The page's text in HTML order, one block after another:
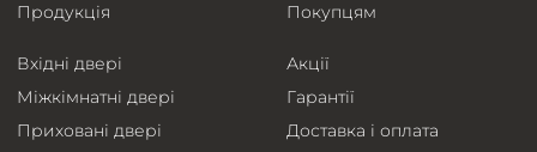
Продукція
Вхідні двері
Міжкімнатні двері
Приховані двері
Покупцям
Акції
Гарантії
Доставка і оплата